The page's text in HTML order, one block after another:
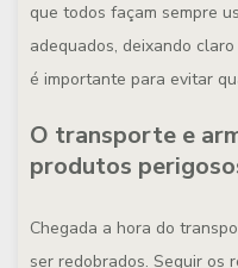
que todos façam sempre
adequados, deixando
é importante para evitar
O transporte e
produtos
Chegada a hora do
ser redobrados. Seguir os